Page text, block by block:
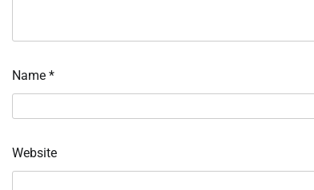
Name *
Website